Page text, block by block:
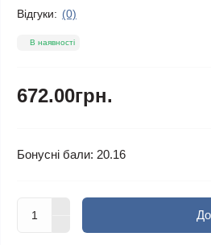
Відгуки: (0)
В наявності
672.00грн.
Бонусні бали: 20.16